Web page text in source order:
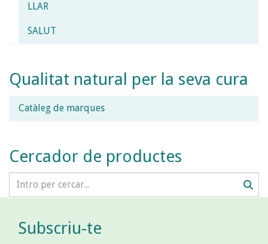
LLAR
SALUT
Qualitat natural per la seva cura
Catàleg de marques
Cercador de productes
Subscriu-te